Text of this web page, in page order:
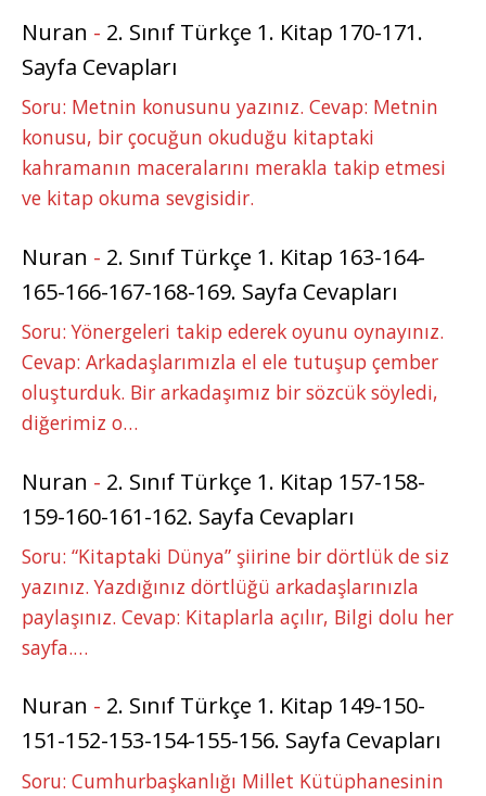
Nuran - 2. Sınıf Türkçe 1. Kitap 170-171.
Sayfa Cevapları
Soru: Metnin konusunu yazınız. Cevap: Metnin
konusu, bir çocuğun okuduğu kitaptaki
kahramanın maceralarını merakla takip etmesi
ve kitap okuma sevgisidir.
Nuran - 2. Sınıf Türkçe 1. Kitap 163-164-
165-166-167-168-169. Sayfa Cevapları
Soru: Yönergeleri takip ederek oyunu oynayınız.
Cevap: Arkadaşlarımızla el ele tutuşup çember
oluşturduk. Bir arkadaşımız bir sözcük söyledi,
diğerimiz o…
Nuran - 2. Sınıf Türkçe 1. Kitap 157-158-
159-160-161-162. Sayfa Cevapları
Soru: “Kitaptaki Dünya” şiirine bir dörtlük de siz
yazınız. Yazdığınız dörtlüğü arkadaşlarınızla
paylaşınız. Cevap: Kitaplarla açılır, Bilgi dolu her
sayfa.…
Nuran - 2. Sınıf Türkçe 1. Kitap 149-150-
151-152-153-154-155-156. Sayfa Cevapları
Soru: Cumhurbaşkanlığı Millet Kütüphanesinin